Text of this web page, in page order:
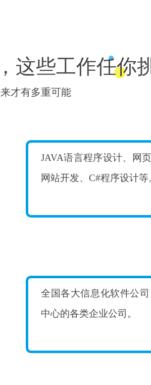
这些工作任你
才有多重可能
JAVA语言程序设计、网
网站开发、C#程序设计等
全国各大信息化软件公
中心的各类企业公司。